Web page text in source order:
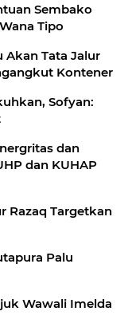
Sembako
Tipo
Akan Tata Jalur
Kontener
Sofyan:
dan
dan KUHAP
Razaq Targetkan
Palu
Wawali Imelda